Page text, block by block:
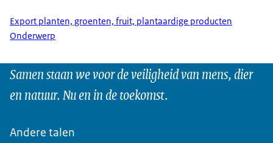
Export planten, groenten, fruit, plantaardige producten
Onderwerp
Samen staan we voor de veiligheid van mens, dier
en natuur. Nu en in de toekomst.
Andere talen